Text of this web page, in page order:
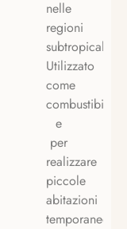
nelle
regioni
subtropicali.
Utilizzato
come
combustibile
e
per
realizzare
piccole
abitazioni
temporanee.